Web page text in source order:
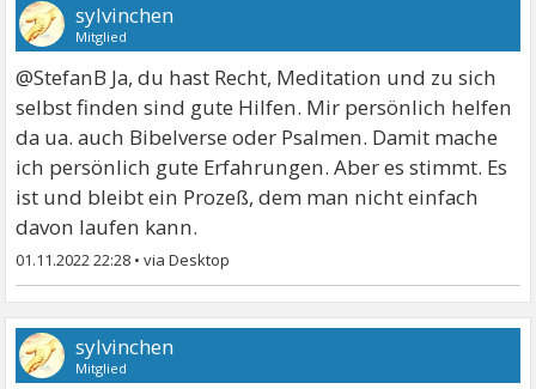
sylvinchen
Mitglied
@StefanB Ja, du hast Recht, Meditation und zu sich
selbst finden sind gute Hilfen. Mir persönlich helfen
da ua. auch Bibelverse oder Psalmen. Damit mache
ich persönlich gute Erfahrungen. Aber es stimmt. Es
ist und bleibt ein Prozeß, dem man nicht einfach
davon laufen kann.
01.11.2022 22:28 •
sylvinchen
Mitglied